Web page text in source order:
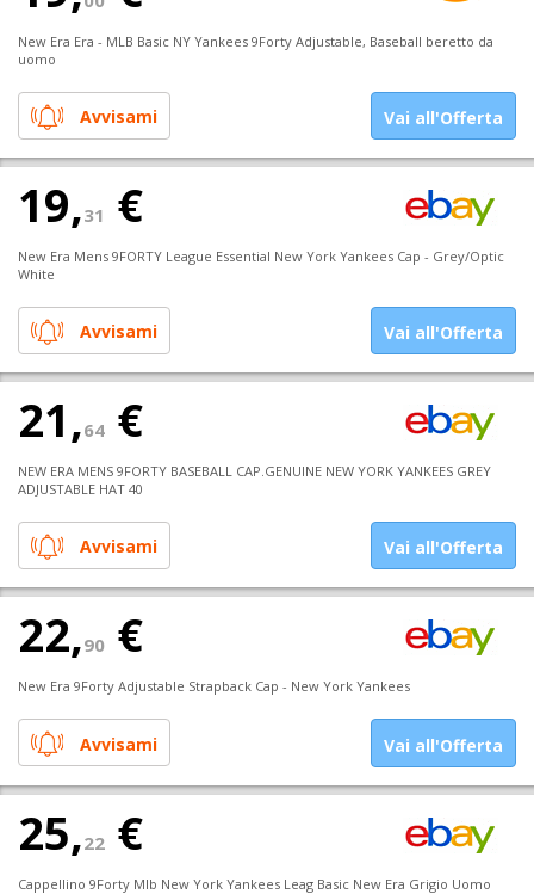
New Era Era - MLB Basic NY Yankees 9Forty Adjustable, Baseball beretto da
uomo
Avvisami Vai all'Offerta
19,31 €
New Era Mens 9FORTY League Essential New York Yankees Cap - Grey/Optic
White
Avvisami Vai all'Offerta
21,64 €
NEW ERA MENS 9FORTY BASEBALL CAP.GENUINE NEW YORK YANKEES GREY
ADJUSTABLE HAT 40
Avvisami Vai all'Offerta
22,90 €
New Era 9Forty Adjustable Strapback Cap - New York Yankees
Avvisami Vai all'Offerta
25,22 €
Cappellino 9Forty Mlb New York Yankees Leag Basic New Era Grigio Uomo